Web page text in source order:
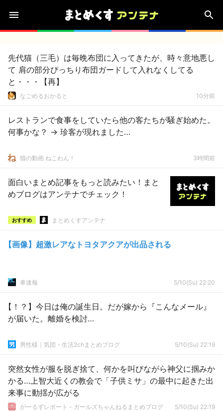
先代猫（三毛）は毎晩布団に入ってきたが、時々意地悪し
て 肩の部分ぴっちり布団ガードして入れなくしてる
と・・・【再】
なごめるおかると 10分前
レストランで食事をしていたら他の客たちが騒ぎ始めた。
何事かな？ → 珍客が現れました…
猫の動画 ねこわん！ 3時間前
面白いまとめ記事をもっと読みたい！まと
めブログはアンテナでチェック！
おすすめ まとめくすアンテナ
【画像】超激レアなトヨタアクアが出品される
車速報 5/10(Su) 22:20
【！？】今日は俺の誕生日。だが嫁から『こんなメール』
が届いた。離婚を検討…
男性様｜気団・生活2chまとめブログ 5/10(Su) 22:19
突然女性が服を脱ぎ捨て、何かを叫びながら神父に掴みか
かる…上智大近くの教会で「子供ミサ」の最中に起きた出
来事に動揺が広がる
がーるずレポート - ガールズちゃんねるまとめブログ 5/10(Su) 22:19